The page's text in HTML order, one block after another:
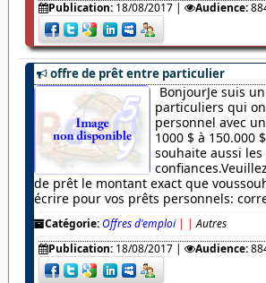
Publication: 18/08/2017| Audience:
offre de prêt entre particulier
BonjourJe suis
particuliers qui
personnel avec
1000 $ à 150.000
souhaite aussi
de prêt le montant exact que
écrire pour vos prêts personnels:
Catégorie:Offres d'emploi | | Autres
Publication: 18/08/2017| Audience: